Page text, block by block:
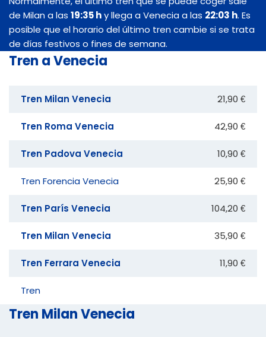
de Milan a las 19:35 hy llega a Venecia a las 22:03 h. Es
posible que el horario del último tren cambie si se trata
de días festivos o fines de semana.
Tren a Venecia
Tren Milan Venecia 21,90 €
Tren Roma Venecia 42,90 €
Tren Padova Venecia 10,90 €
Tren Forencia Venecia 25,90 €
Tren París Venecia 104,20 €
Tren Milan Venecia 35,90 €
Tren Ferrara Venecia 11,90 €
Tren
Tren Milan Venecia